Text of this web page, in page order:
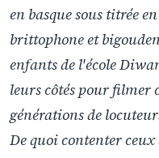
en basque sous titrée
brittophone et
enfants de l'école
leurs côtés pour filmer
générations de
De quoi contenter